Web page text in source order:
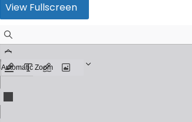
View Fullscreen